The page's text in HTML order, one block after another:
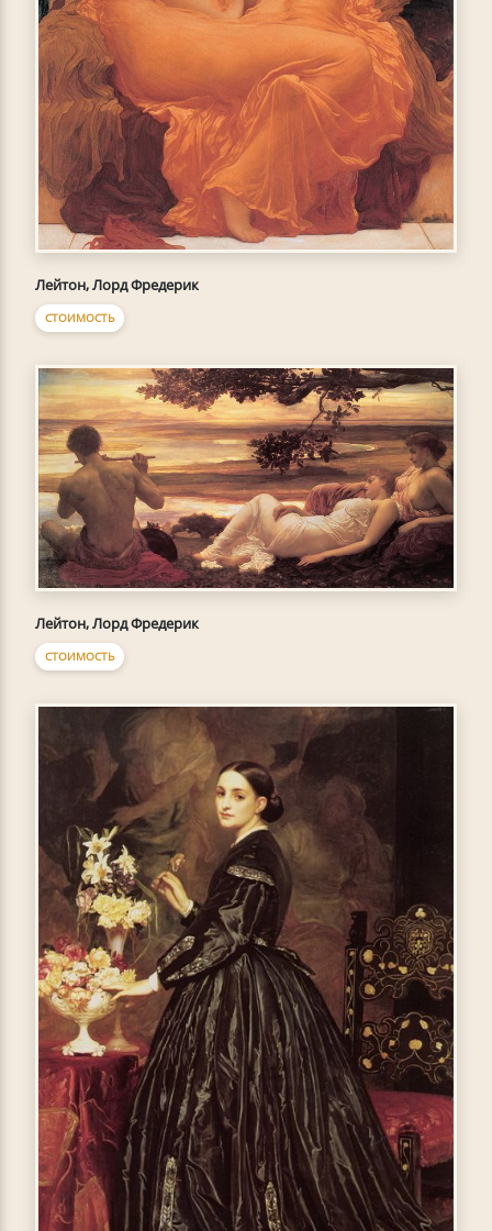
Лейтон, Лорд Фредерик
СТОИМОСТЬ
Лейтон, Лорд Фредерик
СТОИМОСТЬ